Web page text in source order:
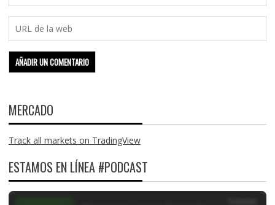
MERCADO
Track all markets on TradingView
ESTAMOS EN LÍNEA #PODCAST